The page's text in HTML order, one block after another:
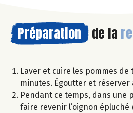
Préparation de la
Laver et cuire les pommes
minutes. Égoutter et réserver
Pendant ce temps, dans une
faire revenir l’oignon